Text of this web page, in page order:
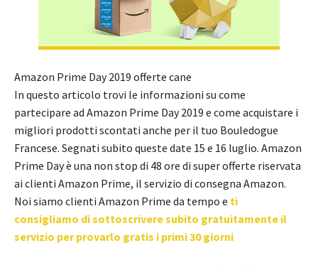
Amazon Prime Day 2019 offerte cane
In questo articolo trovi le informazioni su come
partecipare ad Amazon Prime Day 2019 e come acquistare i
migliori prodotti scontati anche per il tuo Bouledogue
Francese. Segnati subito queste date 15 e 16 luglio. Amazon
Prime Day è una non stop di 48 ore di super offerte riservata
ai clienti Amazon Prime, il servizio di consegna Amazon.
Noi siamo clienti Amazon Prime da tempo e ti
consigliamo di sottoscrivere subito gratuitamente il
servizio per provarlo gratis i primi 30 giorni